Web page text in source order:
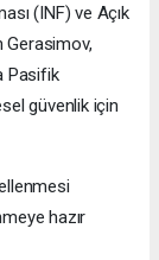
(INF) ve Açık
Gerasimov,
Pasifik
güvenlik için
hazır